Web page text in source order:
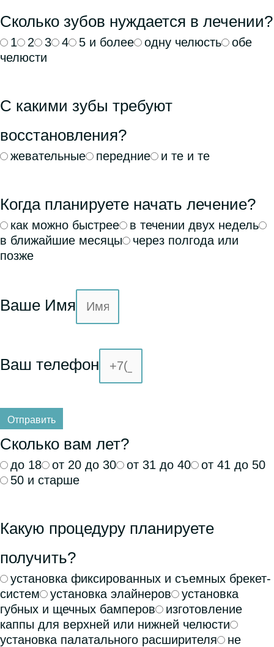
Сколько зубов нуждается в лечении?
1 2 3 4 5 и более одну челюсть
обе
челюсти
С какими зубы требуют
восстановления?
жевательные передние и те и те
Когда планируете начать лечение?
как можно быстрее
в течении двух недель
в ближайшие месяцы
через полгода или
позже
Ваше Имя
Ваш телефон
Отправить
Сколько вам лет?
до 18 от 20 до 30 от 31 до 40
от 41 до 50
50 и старше
Какую процедуру планируете
получить?
установка фиксированных и съемных брекет-
систем
установка элайнеров
установка
губных и щечных бамперов
изготовление
каппы для верхней или нижней челюсти
установка палатального расширителя
не